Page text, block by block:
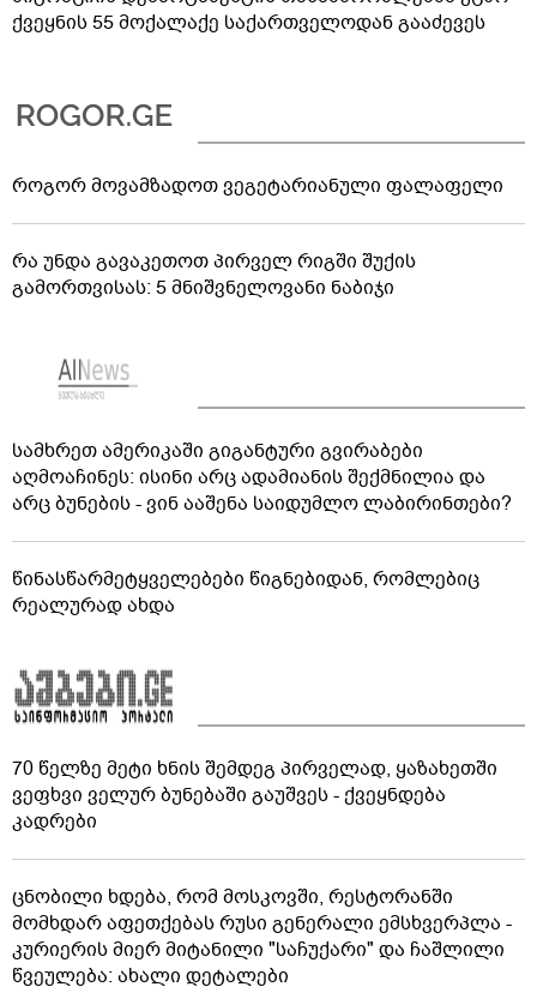
ქვეყნის 55 მოქალაქე საქართველოდან გააძევეს
როგორ მოვამზადოთ ვეგეტარიანული ფალაფელი
რა უნდა გავაკეთოთ პირველ რიგში შუქის
გამორთვისას: 5 მნიშვნელოვანი ნაბიჯი
სამხრეთ ამერიკაში გიგანტური გვირაბები
აღმოაჩინეს: ისინი არც ადამიანის შექმნილია და
არც ბუნების - ვინ ააშენა საიდუმლო ლაბირინთები?
წინასწარმეტყველებები წიგნებიდან, რომლებიც
რეალურად ახდა
70 წელზე მეტი ხნის შემდეგ პირველად, ყაზახეთში
ვეფხვი ველურ ბუნებაში გაუშვეს - ქვეყნდება
კადრები
ცნობილი ხდება, რომ მოსკოვში, რესტორანში
მომხდარ აფეთქებას რუსი გენერალი ემსხვერპლა -
კურიერის მიერ მიტანილი "საჩუქარი" და ჩაშლილი
წვეულება: ახალი დეტალები